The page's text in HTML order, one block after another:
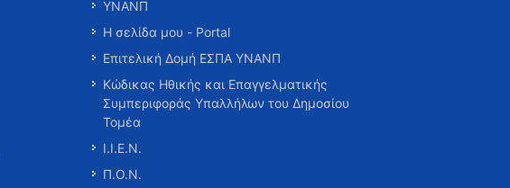
ΥΝΑΝΠ
Η σελίδα μου - Portal
Επιτελική Δομή ΕΣΠΑ ΥΝΑΝΠ
Κώδικας Ηθικής και Επαγγελματικής
Συμπεριφοράς Υπαλλήλων του Δημοσίου
Τομέα
Ι.Ι.Ε.Ν.
Π.Ο.Ν.